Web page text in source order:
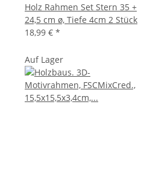
Holz Rahmen Set Stern 35 +
24,5 cm ø, Tiefe 4cm 2 Stück
18,99 € *
Auf Lager